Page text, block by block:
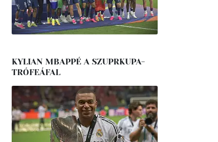
KYLIAN MBAPPÉ A SZUPRKUPA-
TRÓFEÁFAL